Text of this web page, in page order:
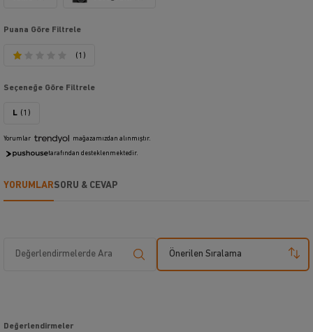
Puana Göre Filtrele
(1)
Seçeneğe Göre Filtrele
L (1)
Yorumlar mağazamızdan alınmıştır.
tarafından desteklenmektedir.
YORUMLARSORU & CEVAP
Önerilen Sıralama
Değerlendirmeler